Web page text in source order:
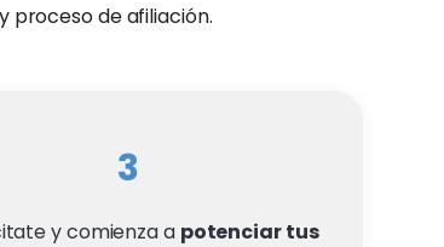
proceso de afiliación.
3
y comienza a potenciar tus